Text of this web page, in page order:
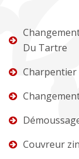
Du Tartre
Couvreur